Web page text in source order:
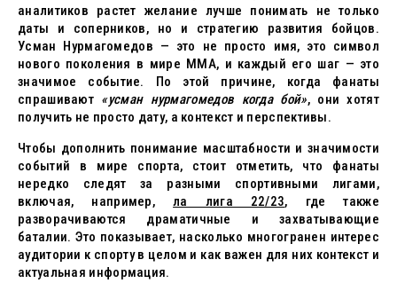
аналитиков растет желание лучше понимать не только
даты и соперников, но и стратегию развития бойцов.
Усман Нурмагомедов — это не просто имя, это символ
нового поколения в мире ММА, и каждый его шаг — это
значимое событие. По этой причине, когда фанаты
спрашивают «усман нурмагомедов когда бой», они хотят
получить не просто дату, а контекст и перспективы.
Чтобы дополнить понимание масштабности и значимости
событий в мире спорта, стоит отметить, что фанаты
нередко следят за разными спортивными лигами,
включая, например,ла лига 22/23, где также
разворачиваются драматичные и захватывающие
баталии. Это показывает, насколько многогранен интерес
аудитории к спорту в целом и как важен для них контекст и
актуальная информация.